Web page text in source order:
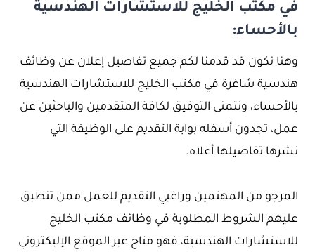
في مكتب الخليج للاستشارات الهندسية
بالأحساء:
وهنا نكون قد قدمنا لكم جميع تفاصيل إعلان عن وظائف
هندسية شاغرة في مكتب الخليج للاستشارات الهندسية
بالأحساء، ونتمنى التوفيق لكافة المتقدمين والباحثين عن
عمل، تجدون أسفله بوابة التقديم على الوظيفة التي
نشرها تفاصيلها أعلاه.
المرجو من المهتمين وراغبي التقديم للعمل ممن تنطبق
عليهم الشروط المطلوبة في وظائف مكتب الخليج
للاستشارات الهندسية، فهو متاح عبر الموقع الإليكتروني